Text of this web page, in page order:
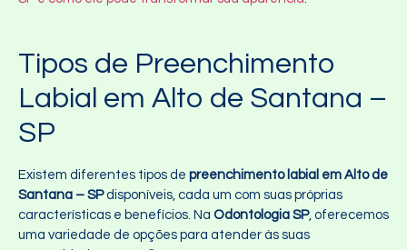
Tipos de Preenchimento
Labial em Alto de Santana –
SP
Existem diferentes tipos de preenchimento labial em Alto de
Santana – SPdisponíveis, cada um com suas próprias
características e benefícios. Na Odontologia SP, oferecemos
uma variedade de opções para atender às suas